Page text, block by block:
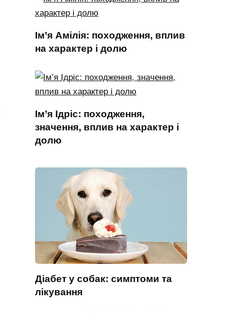
Ім’я Амілія: походження, вплив
на характер і долю
Ім’я Ідріс: походження,
значення, вплив на характер і
долю
Діабет у собак: симптоми та
лікування